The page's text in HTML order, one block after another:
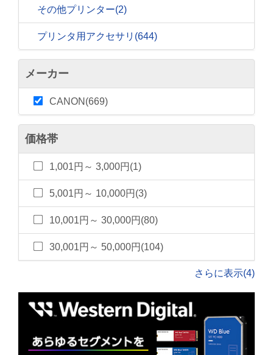
その他プリンター(2)
プリンタ用アクセサリ (644)
メーカー
CANON(669)
価格帯
1,001円～ 3,000円(1)
5,001円～ 10,000円(3)
10,001円～ 30,000円(80)
30,001円～ 50,000円(104)
さらに表示(4)